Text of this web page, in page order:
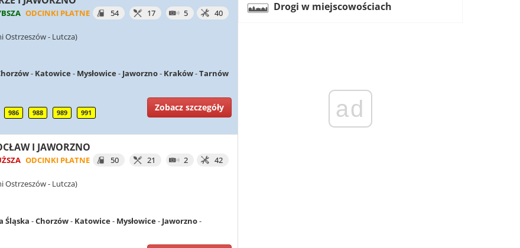
ODCINKI PŁATNE 54 17 5 40
Ostrzeszów - Lutcza)
- Katowice - Mysłowice - Jaworzno- Kraków-Tarnów
986 988 989 991
Zobacz szczegóły
I JAWORZNO
ODCINKI PŁATNE 50 21 2 42
Ostrzeszów - Lutcza)
Śląska -Chorzów- Katowice- Mysłowice- Jaworzno-
Drogi w miejscowościach
ad